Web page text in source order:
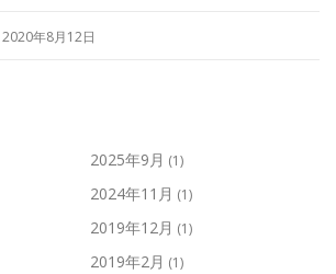
2020年8月12日
2025年9月 (1)
2024年11月 (1)
2019年12月 (1)
2019年2月 (1)